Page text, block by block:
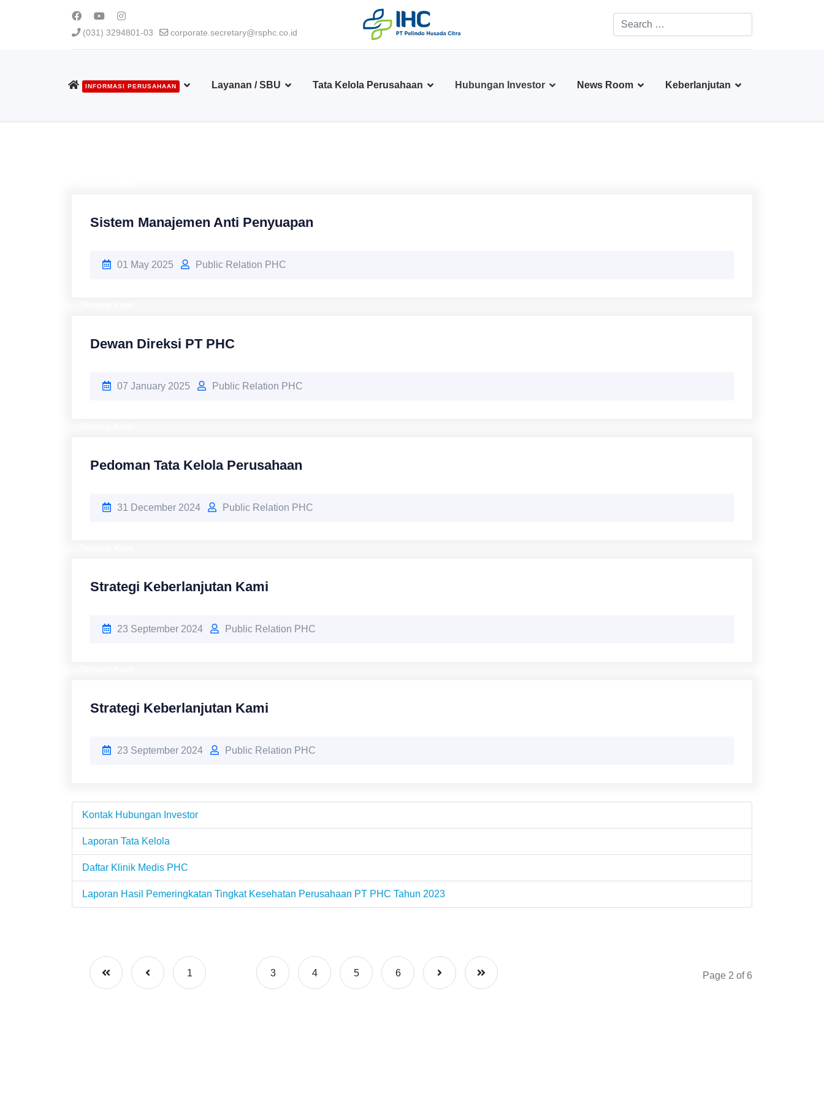
(031) 3294801-03 corporate.secretary@rsphc.co.id
Search
INFORMASI PERUSAHAAN Layanan / SBU Tata Kelola Perusahaan Hubungan Investor News Room Keberlanjutan
Sistem Manajemen Anti Penyuapan
01 May 2025 Public Relation PHC
Dewan Direksi PT PHC
07 January 2025 Public Relation PHC
Pedoman Tata Kelola Perusahaan
31 December 2024 Public Relation PHC
Strategi Keberlanjutan Kami
23 September 2024 Public Relation PHC
Strategi Keberlanjutan Kami
23 September 2024 Public Relation PHC
Kontak Hubungan Investor
Laporan Tata Kelola
Daftar Klinik Medis PHC
Laporan Hasil Pemeringkatan Tingkat Kesehatan Perusahaan PT PHC Tahun 2023
1 3 4 5 6 Page 2 of 6